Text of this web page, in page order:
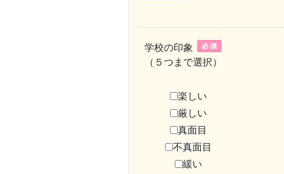
学校の印象
（５つまで選択）
楽しい
厳しい
真面目
不真面目
緩い